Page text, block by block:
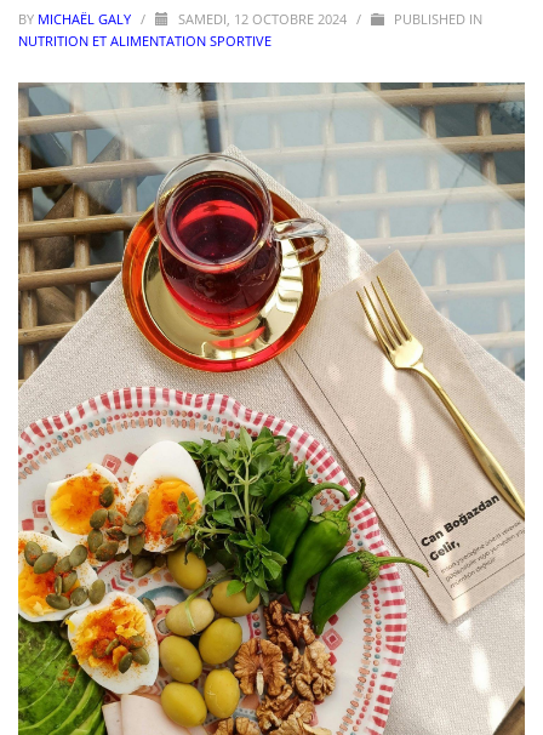
BY MICHAËL GALY / SAMEDI, 12 OCTOBRE 2024 /
PUBLISHED IN
NUTRITION ET ALIMENTATION SPORTIVE